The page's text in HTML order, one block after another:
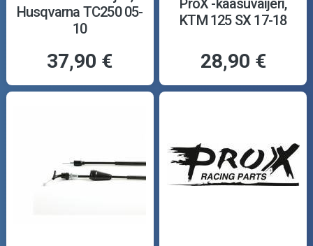
Husqvarna TC250 05-
10
37,90 €
ProX -kaasuvaijeri,
KTM 125 SX 17-18
28,90 €